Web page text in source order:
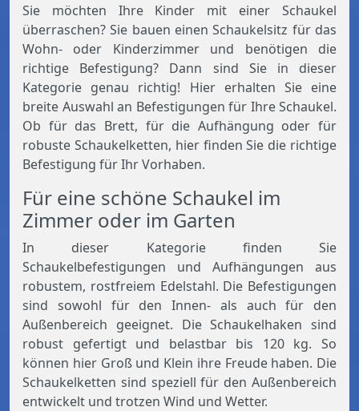
Sie möchten Ihre Kinder mit einer Schaukel
überraschen? Sie bauen einen Schaukelsitz für das
Wohn- oder Kinderzimmer und benötigen die
richtige Befestigung? Dann sind Sie in dieser
Kategorie genau richtig! Hier erhalten Sie eine
breite Auswahl an Befestigungen für Ihre Schaukel.
Ob für das Brett, für die Aufhängung oder für
robuste Schaukelketten, hier finden Sie die richtige
Befestigung für Ihr Vorhaben.
Für eine schöne Schaukel im
Zimmer oder im Garten
In dieser Kategorie finden Sie
Schaukelbefestigungen und Aufhängungen aus
robustem, rostfreiem Edelstahl. Die Befestigungen
sind sowohl für den Innen- als auch für den
Außenbereich geeignet. Die Schaukelhaken sind
robust gefertigt und belastbar bis 120 kg. So
können hier Groß und Klein ihre Freude haben. Die
Schaukelketten sind speziell für den Außenbereich
entwickelt und trotzen Wind und Wetter.